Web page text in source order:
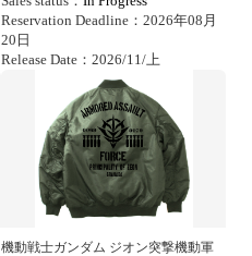
Reservation Deadline：2026年08月
20日
Release Date：2026/11/上
機動戦士ガンダム ジオン突撃機動軍